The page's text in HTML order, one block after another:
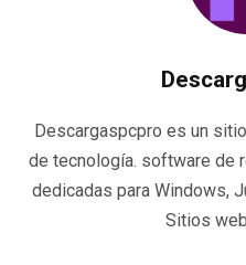
Descargaspcpro es un
de tecnología. software de
dedicadas para Windows,
Sitios